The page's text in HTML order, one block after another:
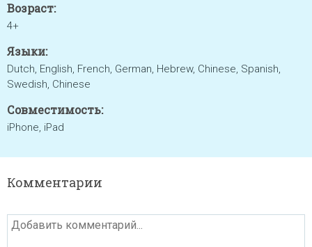
Возраст:
4+
Языки:
Dutch, English, French, German, Hebrew, Chinese, Spanish,
Swedish, Chinese
Совместимость:
iPhone, iPad
Комментарии